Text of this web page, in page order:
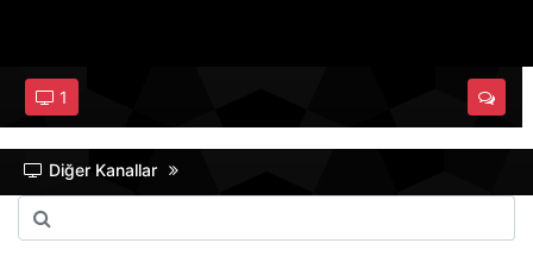
1
Diğer Kanallar